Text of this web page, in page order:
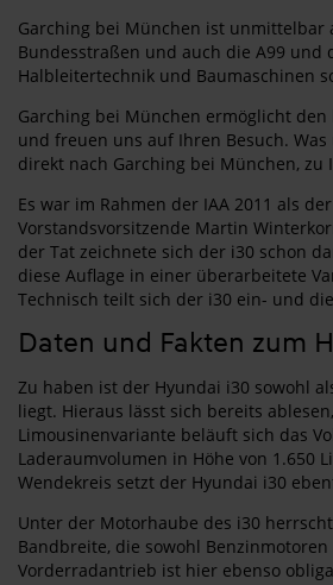
Garching bei München ist unmittelbar
Bundesstraßen und auch die A99
Halbleitertechnik und Baumaschinen
Garching bei München ermöglicht
und freuen uns auf Ihren Besuch.
direkt nach Garching bei München,
Es war im Rahmen der IAA 2011 als
Vorstandsvorsitzende Martin
der Tat zeichnete sich der i30 schon
diese Auflage in einer überarbeitete
Technisch teilt sich der i30 ein- und
Daten und Fakten zum
Zu haben ist der Hyundai i30 sowohl
liegt. Hieraus lässt sich bereits
Limousinenvariante beläuft sich das
Laderaumvolumen in Höhe von 1.650
Wendekreis setzt der Hyundai i30
Unter der Motorhaube des i30
Bandbreite, die sowohl
Vorderradantrieb ist hier ebenso